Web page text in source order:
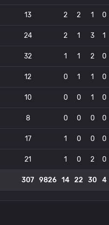
13 2 2 1 0
24 2 1 3 1
32 1 1 2 0
12 0 1 1 0
10 0 0 1 0
8 0 0 0 0
17 1 0 0 0
21 1 0 2 0
307 9826 14 22 30 4